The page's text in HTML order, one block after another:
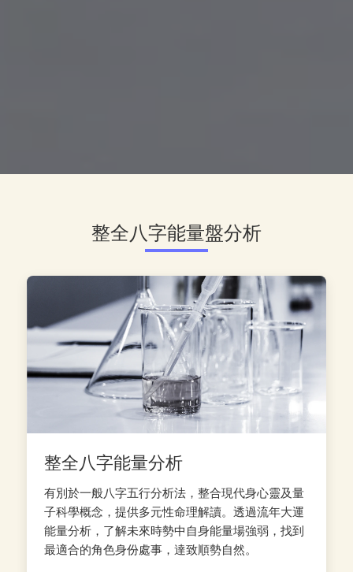
整全八字能量盤分析
整全八字能量分析
有別於一般八字五行分析法，整合現代身心靈及量
子科學概念，提供多元性命理解讀。透過流年大運
能量分析，了解未來時勢中自身能量場強弱，找到
最適合的角色身份處事，達致順勢自然。